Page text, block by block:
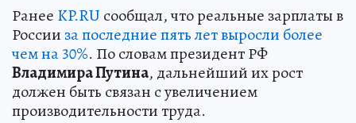
Ранее KP.RU сообщал, что реальные зарплаты в
России за последние пять лет выросли более
чем на 30%. По словам президент РФ
Владимира Путина, дальнейший их рост
должен быть связан с увеличением
производительности труда.